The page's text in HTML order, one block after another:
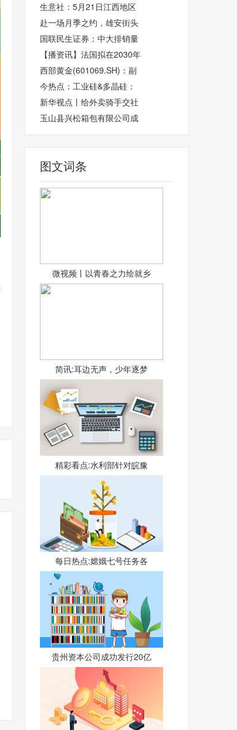
生意社：5月21日江西地区
赴一场月季之约，雄安街头
国联民生证券：中大排销量
【播资讯】法国拟在2030年
西部黄金(601069.SH)：副
今热点：工业硅&多晶硅：
新华视点丨给外卖骑手交社
玉山县兴松箱包有限公司成
图文词条
微视频丨以青春之力绘就乡
简讯:耳边无声，少年逐梦
精彩看点:水利部针对皖豫
每日热点:嫦娥七号任务各
贵州资本公司成功发行20亿